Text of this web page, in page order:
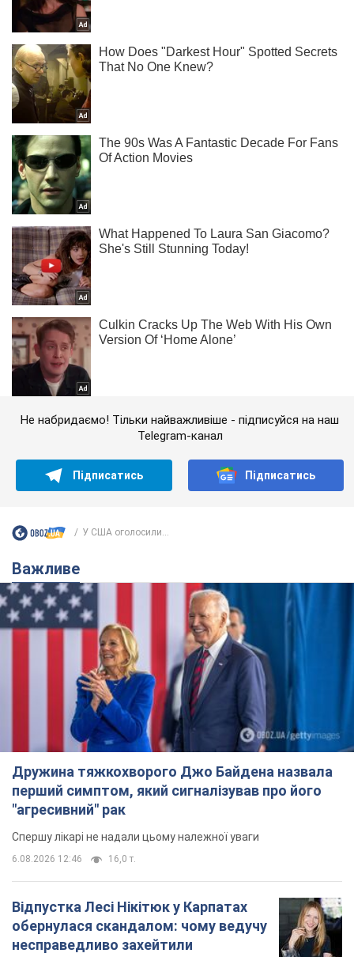
Не набридаємо! Тільки найважливіше - підписуйся на наш
Telegram-канал
Підписатись Підписатись
У США оголосили...
Важливе
Дружина тяжкохворого Джо Байдена назвала
перший симптом, який сигналізував про його
"агресивний" рак
Спершу лікарі не надали цьому належної уваги
6.08.2026 12:46 16,0 т.
Відпустка Лесі Нікітюк у Карпатах
обернулася скандалом: чому ведучу
несправедливо захейтили